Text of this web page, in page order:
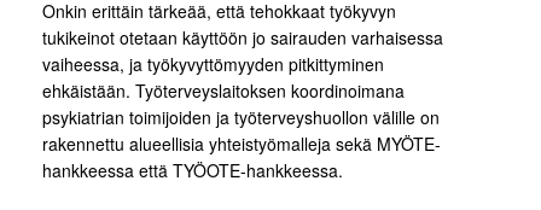
Onkin erittäin tärkeää, että tehokkaat työkyvyn
tukikeinot otetaan käyttöön jo sairauden varhaisessa
vaiheessa, ja työkyvyttömyyden pitkittyminen
ehkäistään. Työterveyslaitoksen koordinoimana
psykiatrian toimijoiden ja työterveyshuollon välille on
rakennettu alueellisia yhteistyömalleja sekä MYÖTE-
hankkeessa että TYÖOTE-hankkeessa.